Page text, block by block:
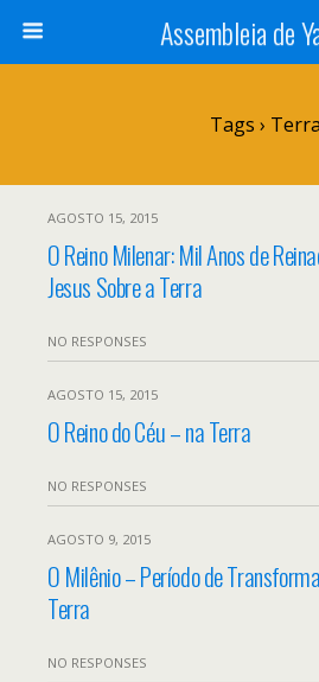
Assembleia de
Tags › Terra
AGOSTO 15, 2015
O Reino Milenar: Mil Anos de
Jesus Sobre a Terra
NO RESPONSES
AGOSTO 15, 2015
O Reino do Céu – na Terra
NO RESPONSES
AGOSTO 9, 2015
O Milênio – Período de
Terra
NO RESPONSES